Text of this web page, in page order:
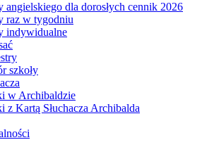
angielskiego dla dorosłych cennik 2026
raz w tygodniu
indywidualne
szkoły
w Archibaldzie
z Kartą Słuchacza Archibalda